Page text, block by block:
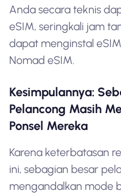
Anda secara teknis
eSIM, seringkali jam
dapat menginstal
Nomad eSIM.
Kesimpulannya:
Pelancong Masih
Ponsel Mereka
Karena keterbatasan
ini, sebagian besar
mengandalkan mode